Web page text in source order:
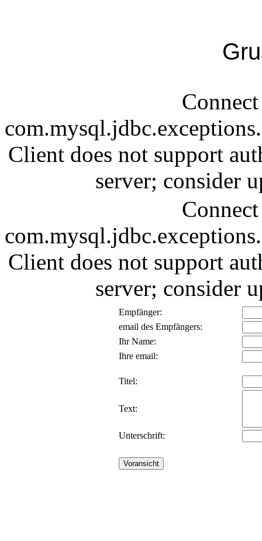
Client does not support
server; consider
Client does not support
server; consider
Empfänger:
email des Empfängers:
Ihr Name:
Ihre email:
Titel:
Text:
Unterschrift: